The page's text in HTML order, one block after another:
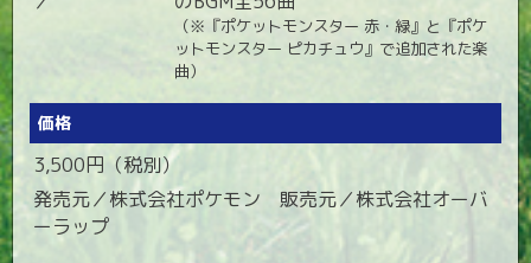
（※『ポケットモンスター 赤・緑』と『ポケ
ットモンスター ピカチュウ』で追加された楽
曲）
価格
3,500円（税別）
発売元／株式会社ポケモン 販売元／株式会社オーバ
ーラップ